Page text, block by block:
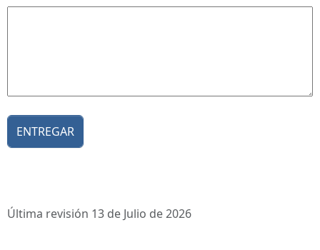
Última revisión 13 de Julio de 2026